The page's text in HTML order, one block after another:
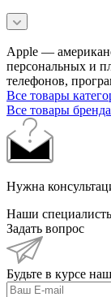
Apple —
персональных и
телефонов,
Все товары
Все товары
Нужна
Наши
Задать вопрос
Будьте в курсе